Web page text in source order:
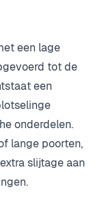
een lage
tot de
een
onderdelen.
lange poorten,
slijtage aan